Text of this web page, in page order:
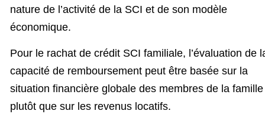
nature de l’activité de la SCI et de son modèle
économique.
Pour le rachat de crédit SCI familiale, l’évaluation de
capacité de remboursement peut être basée sur la
situation financière globale des membres de la famille
plutôt que sur les revenus locatifs.